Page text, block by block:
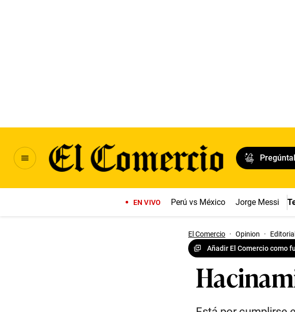
EN VIVO Perú vs México Jorge Messi
El Comercio · Opinion ·
Editorial
Añadir El Comercio como